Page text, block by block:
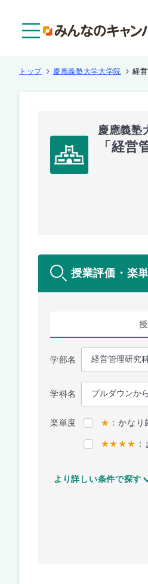
トップ 慶應義塾大学大学院 経
慶應義塾
「経
授業評価・楽
学部名
学科名
楽単度 ★ ：かなり
★★★★
より詳しい条件で探す